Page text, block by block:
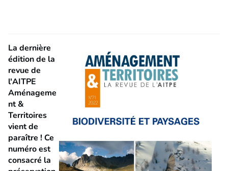
La dernière
édition de la
revue de
l'AITPE
Aménageme
nt &
Territoires
vient de
paraître ! Ce
numéro est
consacré la